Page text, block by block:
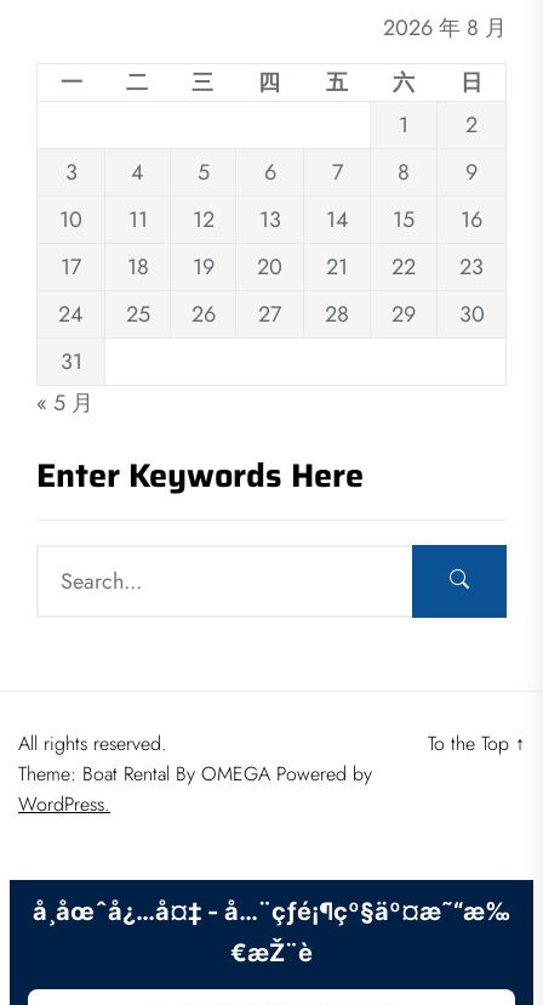
2026 年 8 月
一
二 三 四 五 六
日
1
2
3
4 5 6 7 8
9
10
11 12 13 14 15
16
17
18 19 20 21 22
23
24
25 26 27 28 29
30
31
« 5 月
Enter Keywords Here
All rights reserved.
Theme: Boat Rental By OMEGA Powered by
WordPress.
To the Top ↑